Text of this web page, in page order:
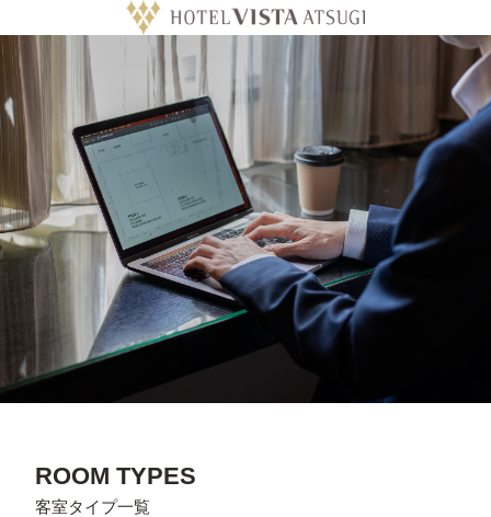
ROOM TYPES
客室タイプ一覧